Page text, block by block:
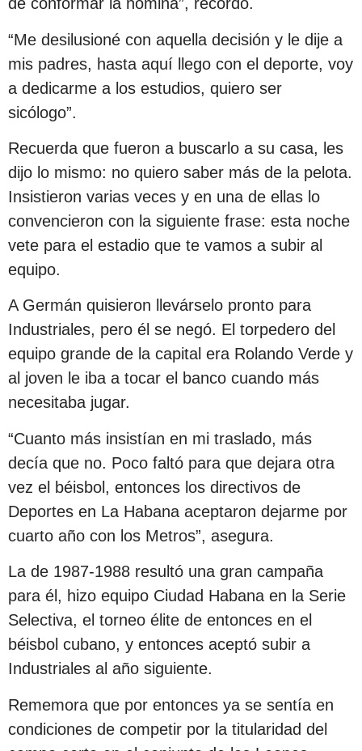
“Me desilusioné con aquella decisión y le dije a
mis padres, hasta aquí llego con el deporte, voy
a dedicarme a los estudios, quiero ser
sicólogo”.
Recuerda que fueron a buscarlo a su casa, les
dijo lo mismo: no quiero saber más de la pelota.
Insistieron varias veces y en una de ellas lo
convencieron con la siguiente frase: esta noche
vete para el estadio que te vamos a subir al
equipo.
A Germán quisieron llevárselo pronto para
Industriales, pero él se negó. El torpedero del
equipo grande de la capital era Rolando Verde y
al joven le iba a tocar el banco cuando más
necesitaba jugar.
“Cuanto más insistían en mi traslado, más
decía que no. Poco faltó para que dejara otra
vez el béisbol, entonces los directivos de
Deportes en La Habana aceptaron dejarme por
cuarto año con los Metros”, asegura.
La de 1987-1988 resultó una gran campaña
para él, hizo equipo Ciudad Habana en la Serie
Selectiva, el torneo élite de entonces en el
béisbol cubano, y entonces aceptó subir a
Industriales al año siguiente.
Rememora que por entonces ya se sentía en
condiciones de competir por la titularidad del